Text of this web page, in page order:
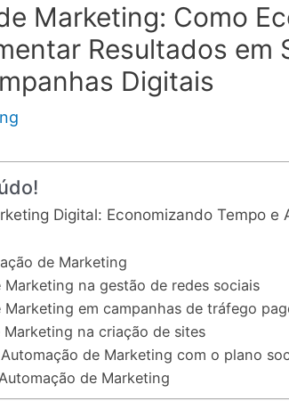
Marketing: Como
Resultados em
Digitais
Digital: Economizando Tempo e
de Marketing
Marketing na gestão de redes sociais
Marketing em campanhas de tráfego
na criação de sites
de Marketing com o plano
de Marketing